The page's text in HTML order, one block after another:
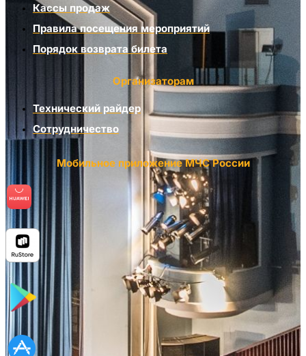
Кассы продаж
Правила посещения мероприятий
Порядок возврата билета
Организаторам
Технический райдер
Сотрудничество
Мобильное приложение МЧС России